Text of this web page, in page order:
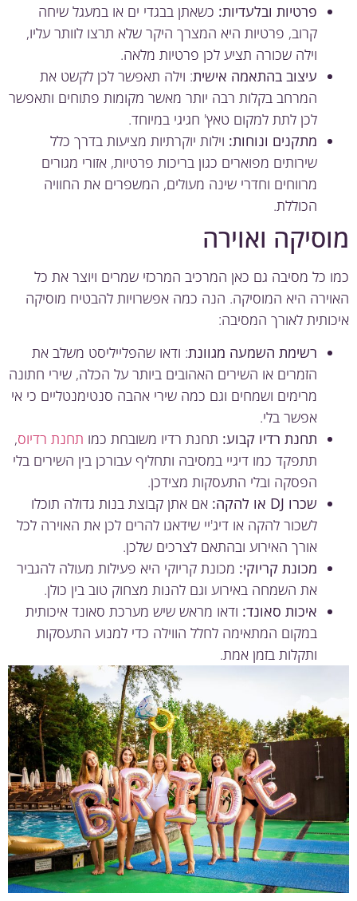
פרטיות ובלעדיות:כשאתן בבגדי ים או במעגל שיחה
קרוב, פרטיות היא המצרך היקר שלא תרצו לוותר עליו,
וילה שכורה תציע לכן פרטיות מלאה.
עיצוב בהתאמה אישית: וילה תאפשר לכן לקשט את
המרחב בקלות רבה יותר מאשר מקומות פתוחים ותאפשר
לכן לתת למקום טאץ' חגיגי במיוחד.
מתקנים ונוחות:וילות יוקרתיות מציעות בדרך כלל
שירותים מפוארים כגון בריכות פרטיות, אזורי מגורים
מרווחים וחדרי שינה מעולים, המשפרים את החוויה
הכוללת.
ואוירה
כל מסיבה גם כאן המרכיב המרכזי שמרים ויוצר את כל
היא המוסיקה. הנה כמה אפשרויות להבטיח מוסיקה
לאורך המסיבה:
רשימת השמעה מגוונת: ודאו שהפלייליסט משלב את
הזמרים או השירים האהובים ביותר על הכלה, שירי חתונה
מרימים ושמחים וגם כמה שירי אהבה סנטימנטליים כי אי
אפשר בלי.
תחנת רדיו קבוע:תחנת רדיו משובחת כמו תחנת רדיוס,
תתפקד כמו דיגיי במסיבה ותחליף עבורכן בין השירים בלי
הפסקה ובלי התעסקות מצידכן.
שכרו DJ או להקה:
אם אתן קבוצת בנות גדולה תוכלו
לשכור להקה או דיג'יי שידאגו להרים לכן את האוירה לכל
אורך האירוע ובהתאם לצרכים שלכן.
מכונת קריוקי:מכונת קריוקי היא פעילות מעולה להגביר
את השמחה באירוע וגם להנות מצחוק טוב בין כולן.
איכות סאונד:ודאו מראש שיש מערכת סאונד איכותית
במקום המתאימה לחלל הווילה כדי למנוע התעסקות
ותקלות בזמן אמת.